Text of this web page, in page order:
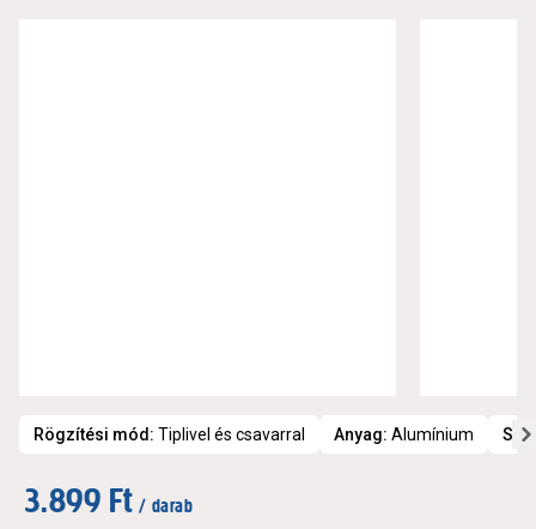
Rögzítési mód: Tiplivel és csavarral Anyag: Alumínium Szín
3.899 Ft / darab